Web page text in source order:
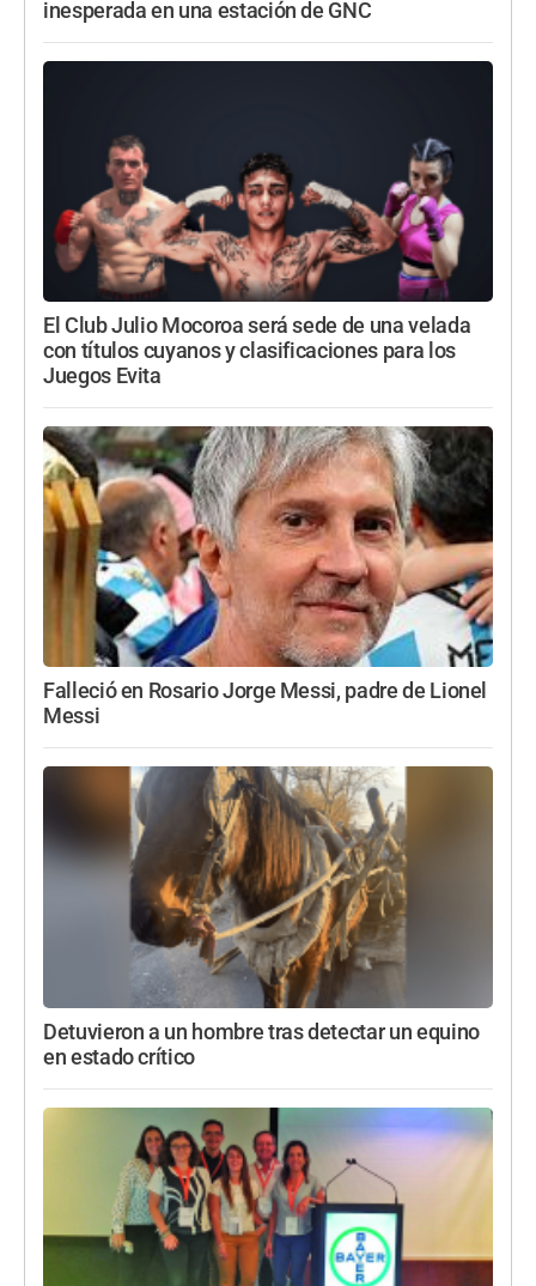
inesperada en una estación de GNC
El Club Julio Mocoroa será sede de una velada
con títulos cuyanos y clasificaciones para los
Juegos Evita
Falleció en Rosario Jorge Messi, padre de Lionel
Messi
Detuvieron a un hombre tras detectar un equino
en estado crítico